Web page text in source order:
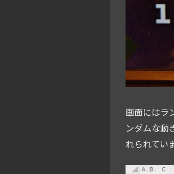
画面にはラ
ンダムな動
れられてい